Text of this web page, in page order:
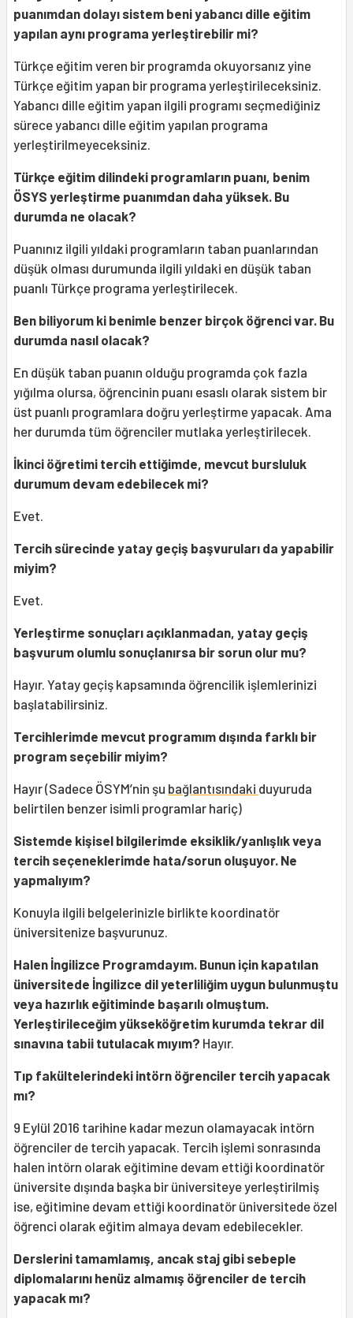
puanımdan dolayı sistem beni yabancı dille eğitim
yapılan aynı programa yerleştirebilir mi?
Türkçe eğitim veren bir programda okuyorsanız yine
Türkçe eğitim yapan bir programa yerleştirileceksiniz.
Yabancı dille eğitim yapan ilgili programı seçmediğiniz
sürece yabancı dille eğitim yapılan programa
yerleştirilmeyeceksiniz.
Türkçe eğitim dilindeki programların puanı, benim
ÖSYS yerleştirme puanımdan daha yüksek. Bu
durumda ne olacak?
Puanınız ilgili yıldaki programların taban puanlarından
düşük olması durumunda ilgili yıldaki en düşük taban
puanlı Türkçe programa yerleştirilecek.
Ben biliyorum ki benimle benzer birçok öğrenci var. Bu
durumda nasıl olacak?
En düşük taban puanın olduğu programda çok fazla
yığılma olursa, öğrencinin puanı esaslı olarak sistem bir
üst puanlı programlara doğru yerleştirme yapacak. Ama
her durumda tüm öğrenciler mutlaka yerleştirilecek.
İkinci öğretimi tercih ettiğimde, mevcut bursluluk
durumum devam edebilecek mi?
Evet.
Tercih sürecinde yatay geçiş başvuruları da yapabilir
miyim?
Evet.
Yerleştirme sonuçları açıklanmadan, yatay geçiş
başvurum olumlu sonuçlanırsa bir sorun olur mu?
Hayır. Yatay geçiş kapsamında öğrencilik işlemlerinizi
başlatabilirsiniz.
Tercihlerimde mevcut programım dışında farklı bir
program seçebilir miyim?
Hayır (Sadece ÖSYM’nin şu bağlantısındaki duyuruda
belirtilen benzer isimli programlar hariç)
Sistemde kişisel bilgilerimde eksiklik/yanlışlık veya
tercih seçeneklerimde hata/sorun oluşuyor. Ne
yapmalıyım?
Konuyla ilgili belgelerinizle birlikte koordinatör
üniversitenize başvurunuz.
Halen İngilizce Programdayım. Bunun için kapatılan
üniversitede İngilizce dil yeterliliğim uygun bulunmuştu
veya hazırlık eğitiminde başarılı olmuştum.
Yerleştirileceğim yükseköğretim kurumda tekrar dil
sınavına tabii tutulacak mıyım? Hayır.
Tıp fakültelerindeki intörn öğrenciler tercih yapacak
mı?
9 Eylül 2016 tarihine kadar mezun olamayacak intörn
öğrenciler de tercih yapacak. Tercih işlemi sonrasında
halen intörn olarak eğitimine devam ettiği koordinatör
üniversite dışında başka bir üniversiteye yerleştirilmiş
ise, eğitimine devam ettiği koordinatör üniversitede özel
öğrenci olarak eğitim almaya devam edebilecekler.
Derslerini tamamlamış, ancak staj gibi sebeple
diplomalarını henüz almamış öğrenciler de tercih
yapacak mı?